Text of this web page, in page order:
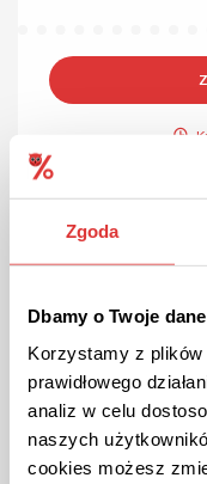
Zgoda
Dbamy o Twoje dane
Korzystamy z
prawidłowego
analiz w celu
naszych
cookies możesz
DARMOWA DOSTAWA
Darmowa
Przy zakupach za min.